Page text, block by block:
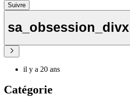
Suivre
sa_obsession_divx
il y a 20 ans
Catégorie